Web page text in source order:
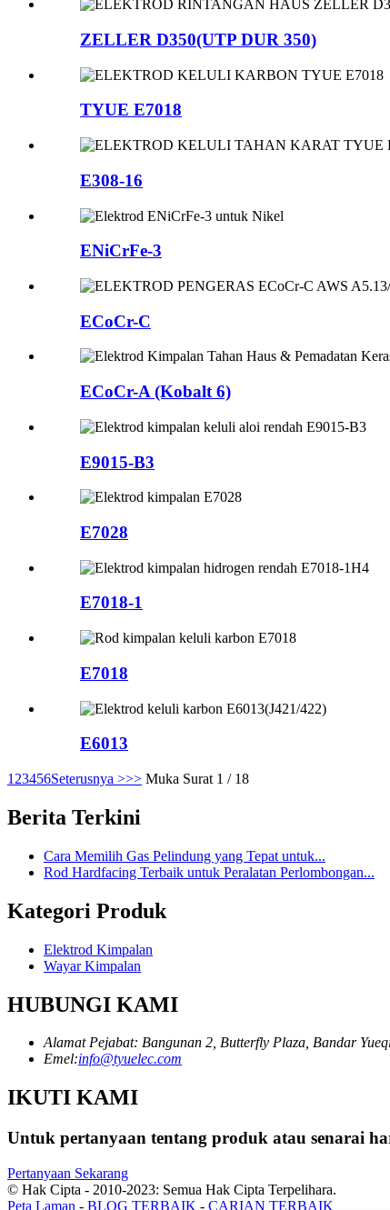
ZELLER D350(UTP DUR 350)
TYUE E7018
E308-16
ENiCrFe-3
ECoCr-C
ECoCr-A (Kobalt 6)
E9015-B3
E7028
E7018-1
E7018
E6013
1 23456Seterusnya >>> Muka Surat 1 / 18
Berita Terkini
Cara Memilih Gas Pelindung yang Tepat untuk...
Rod Hardfacing Terbaik untuk Peralatan Perlombongan...
Kategori Produk
Elektrod Kimpalan
Wayar Kimpalan
HUBUNGI KAMI
Alamat Pejabat: Bangunan 2, Butterfly Plaza, Bandar
Emel:info@tyuelec.com
IKUTI KAMI
Untuk pertanyaan tentang produk atau senarai
Pertanyaan Sekarang
© Hak Cipta - 2010-2023: Semua Hak Cipta Terpelihara.
Peta Laman - BLOG TERBAIK - CARIAN TERBAIK